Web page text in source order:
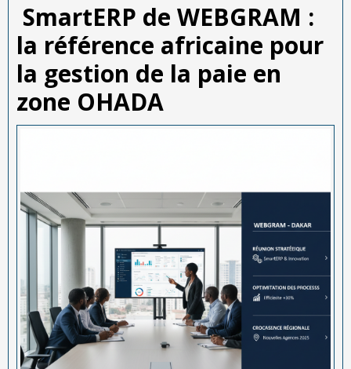
SmartERP de WEBGRAM :
la référence africaine pour
la gestion de la paie en
zone OHADA